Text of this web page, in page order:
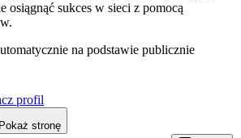
osiągnąć sukces w sieci z pomocą
na podstawie publicznie
profil
Pokaż stronę